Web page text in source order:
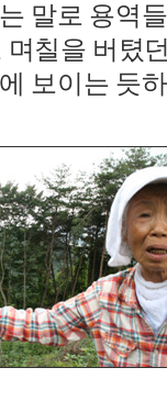
말로 용역
칠을 버텼
보이는 듯